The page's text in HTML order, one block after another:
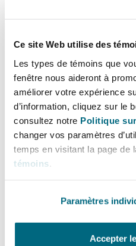
Ce site Web utilise des
Les types de témoins que
fenêtre nous aideront à
améliorer votre expérience
d’information, cliquez sur le
consultez notre Politique
changer vos paramètres
temps en visitant la page de
témoins
Paramètres
Accepter
(D. C.)
2 New Bailey
Droit maritime
Tourisme d’accueil